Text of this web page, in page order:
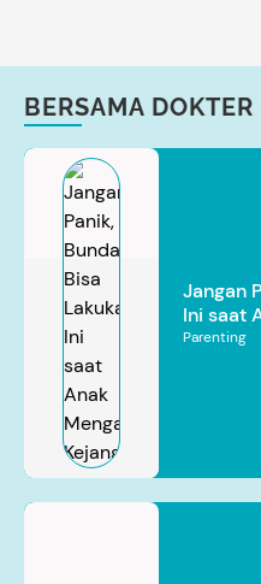
BERSAMA
Jangan
Ini saat
Parenting